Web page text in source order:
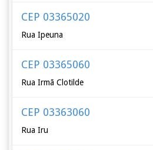
CEP 03365020
Rua Ipeuna
CEP 03365060
Rua Irmã Clotilde
CEP 03363060
Rua Iru